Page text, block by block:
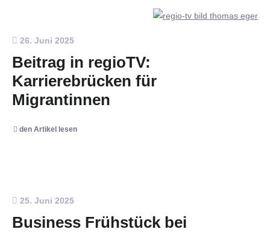
26. Juni 2025
Beitrag in regioTV:
Karrierebrücken für
Migrantinnen
den Artikel lesen
25. Juni 2025
Business Frühstück bei